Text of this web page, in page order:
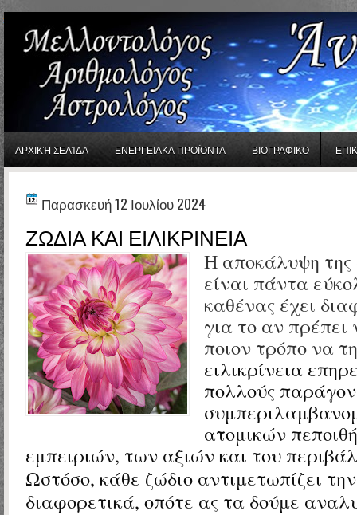
ΑΡΧΙΚΉ ΣΕΛΊΔΑ ΕΝΕΡΓΕΙΑΚΑ ΠΡΟΪΟΝΤΑ ΒΙΟΓΡΑΦΙΚΌ
Παρασκευή 12 Ιουλίου 2024
ΖΩΔΙΑ ΚΑΙ ΕΙΛΙΚΡΙΝΕΙΑ
Η αποκάλυψη της
είναι πάντα
καθένας έχει
για το αν πρέπει
ποιον τρόπο να
ειλικρίνεια
πολλούς
ατομικών
εμπειριών, των αξιών και του
Ωστόσο, κάθε ζώδιο αντιμετωπίζει
διαφορετικά, οπότε ας τα δούμε